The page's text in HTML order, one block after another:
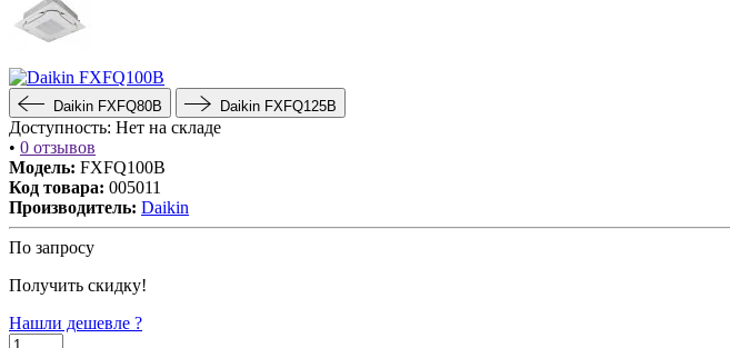
Daikin FXFQ80B Daikin FXFQ125B
Доступность: Нет на складе
• 0 отзывов
Модель: FXFQ100B
Код товара: 005011
Производитель: Daikin
По запросу
Получить скидку!
Нашли дешевле ?